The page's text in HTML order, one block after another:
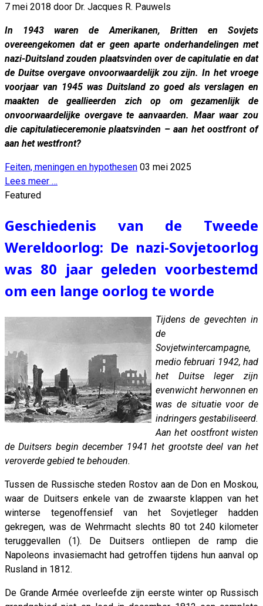
7 mei 2018 door Dr. Jacques R. Pauwels
In 1943 waren de Amerikanen, Britten en Sovjets
overeengekomen dat er geen aparte onderhandelingen met
nazi-Duitsland zouden plaatsvinden over de capitulatie en dat
de Duitse overgave onvoorwaardelijk zou zijn. In het vroege
voorjaar van 1945 was Duitsland zo goed als verslagen en
maakten de geallieerden zich op om gezamenlijk de
onvoorwaardelijke overgave te aanvaarden. Maar waar zou
die capitulatieceremonie plaatsvinden – aan het oostfront of
aan het westfront?
Feiten, meningen en hypothesen 03 mei 2025
Lees meer …
Featured
Geschiedenis van de Tweede
Wereldoorlog: De nazi-Sovjetoorlog
was 80 jaar geleden voorbestemd
om een ​​lange oorlog te worde
Tijdens de gevechten in
de
Sovjetwintercampagne,
medio februari 1942, had
het Duitse leger zijn
evenwicht herwonnen en
was de situatie voor de
indringers gestabiliseerd.
Aan het oostfront wisten
de Duitsers begin december 1941 het grootste deel van het
veroverde gebied te behouden.
Tussen de Russische steden Rostov aan de Don en Moskou,
waar de Duitsers enkele van de zwaarste klappen van het
winterse tegenoffensief van het Sovjetleger hadden
gekregen, was de Wehrmacht slechts 80 tot 240 kilometer
teruggevallen (1). De Duitsers ontliepen de ramp die
Napoleons invasiemacht had getroffen tijdens hun aanval op
Rusland in 1812.
De Grande Armée overleefde zijn eerste winter op Russisch